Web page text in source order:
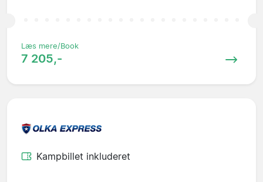
Læs mere/Book
7 205,-
Kampbillet inkluderet